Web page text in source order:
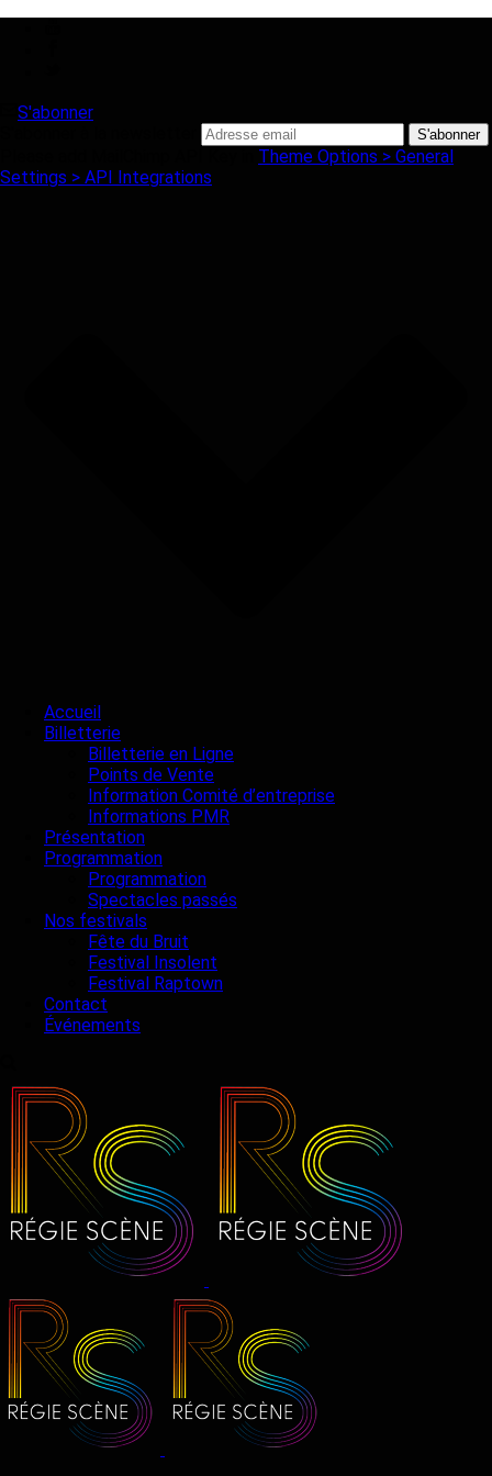
S'abonner
Theme Options > General
Settings > API Integrations
Accueil
Billetterie
Billetterie en Ligne
Points de Vente
Information Comité d’entreprise
Informations PMR
Présentation
Programmation
Programmation
Spectacles passés
Nos festivals
Fête du Bruit
Festival Insolent
Festival Raptown
Contact
Événements